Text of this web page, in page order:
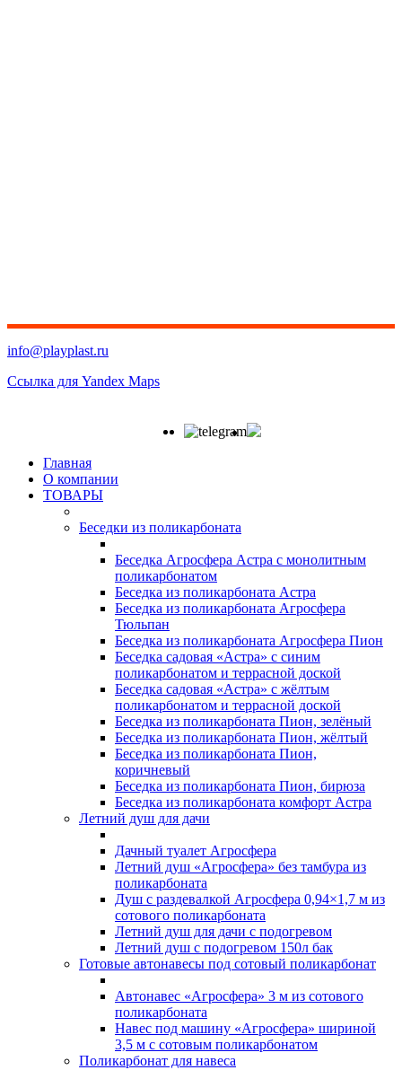
info@playplast.ru
Ссылка для Yandex Maps
Главная
О компании
ТОВАРЫ
Беседки из поликарбоната
Беседка Агросфера Астра с монолитным
поликарбонатом
Беседка из поликарбоната Астра
Беседка из поликарбоната Агросфера
Тюльпан
Беседка из поликарбоната Агросфера Пион
Беседка садовая «Астра» с синим
поликарбонатом и террасной доской
Беседка садовая «Астра» с жёлтым
поликарбонатом и террасной доской
Беседка из поликарбоната Пион, зелёный
Беседка из поликарбоната Пион, жёлтый
Беседка из поликарбоната Пион,
коричневый
Беседка из поликарбоната Пион, бирюза
Беседка из поликарбоната комфорт Астра
Летний душ для дачи
Дачный туалет Агросфера
Летний душ «Агросфера» без тамбура из
поликарбоната
Душ с раздевалкой Агросфера 0,94×1,7 м из
сотового поликарбоната
Летний душ для дачи с подогревом
Летний душ с подогревом 150л бак
Готовые автонавесы под сотовый поликарбонат
Автонавес «Агросфера» 3 м из сотового
поликарбоната
Навес под машину «Агросфера» шириной
3,5 м с сотовым поликарбонатом
Поликарбонат для навеса